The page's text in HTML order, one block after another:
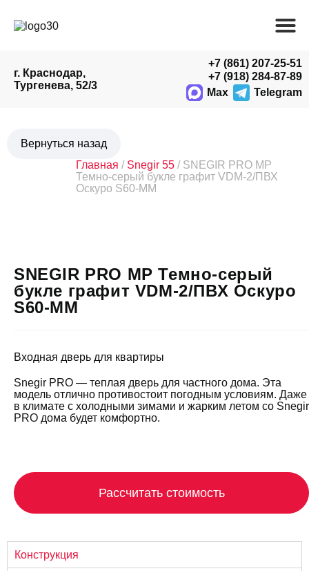
г. Краснодар,
Тургенева, 52/3
+7 (861) 207-25-51
+7 (918) 284-87-89
Max
Telegram
Главная / Snegir 55 / SNEGIR PRO MP
Темно-серый букле графит VDM-2/ПВХ
Оскуро S60-ММ
SNEGIR PRO MP Темно-серый
букле графит VDM-2/ПВХ Оскуро
S60-ММ
Входная дверь для квартиры
Snegir PRO — теплая дверь для частного дома. Эта
модель отлично противостоит погодным условиям. Даже
в климате с холодными зимами и жарким летом со Snegir
PRO дома будет комфортно.
Рассчитать стоимость
Конструкция